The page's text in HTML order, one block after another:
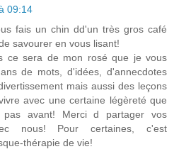
09:14
fais un chin dd'un très gros café
savourer en vous lisant!
ce sera de mon rosé que je vous
de mots, d'idées, d'annecdotes
mais aussi des leçons
avec une certaine légèreté que
avant! Merci d partager vos
nous! Pour certaines, c'est
thérapie de vie!